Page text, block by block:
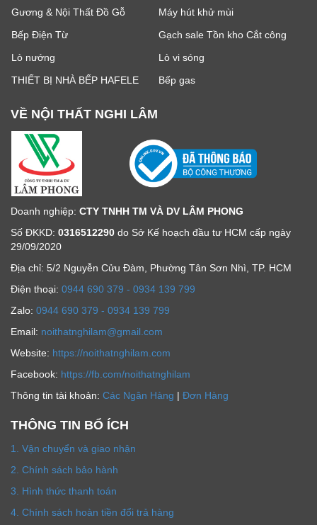
Gương & Nội Thất Đồ Gỗ
Máy hút khử mùi
Bếp Điện Từ
Gạch sale Tồn kho Cắt công
Lò nướng
Lò vi sóng
THIẾT BỊ NHÀ BẾP HAFELE
Bếp gas
VỀ NỘI THẤT NGHI LÂM
Doanh nghiệp: CTY TNHH TM VÀ DV LÂM PHONG
Số ĐKKD: 0316512290 do Sở Kế hoạch đầu tư HCM cấp ngày
29/09/2020
Địa chỉ: 5/2 Nguyễn Cửu Đàm, Phường Tân Sơn Nhì, TP. HCM
Ðiện thoại: 0944 690 379 - 0934 139 799
Zalo: 0944 690 379 - 0934 139 799
Email: noithatnghilam@gmail.com
Website: https://noithatnghilam.com
Facebook: https://fb.com/noithatnghilam
Thông tin tài khoản: Các Ngân Hàng | Đơn Hàng
THÔNG TIN BỔ ÍCH
1. Vận chuyển và giao nhận
2. Chính sách bảo hành
3. Hình thức thanh toán
4. Chính sách hoàn tiền đổi trả hàng